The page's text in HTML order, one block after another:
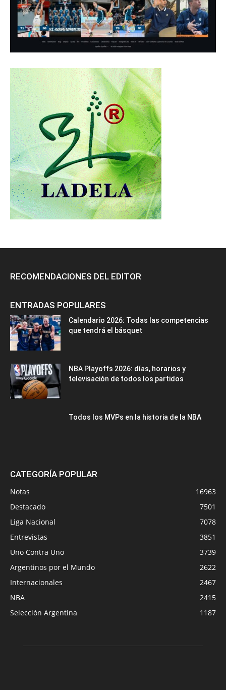
RECOMENDACIONES DEL EDITOR
ENTRADAS POPULARES
Calendario 2026: Todas las competencias
que tendrá el básquet
NBA Playoffs 2026: días, horarios y
televisación de todos los partidos
Todos los MVPs en la historia de la NBA
CATEGORÍA POPULAR
Notas
16963
Destacado
7501
Liga Nacional
7078
Entrevistas
3851
Uno Contra Uno
3739
Argentinos por el Mundo
2622
Internacionales
2467
NBA
2415
Selección Argentina
1187